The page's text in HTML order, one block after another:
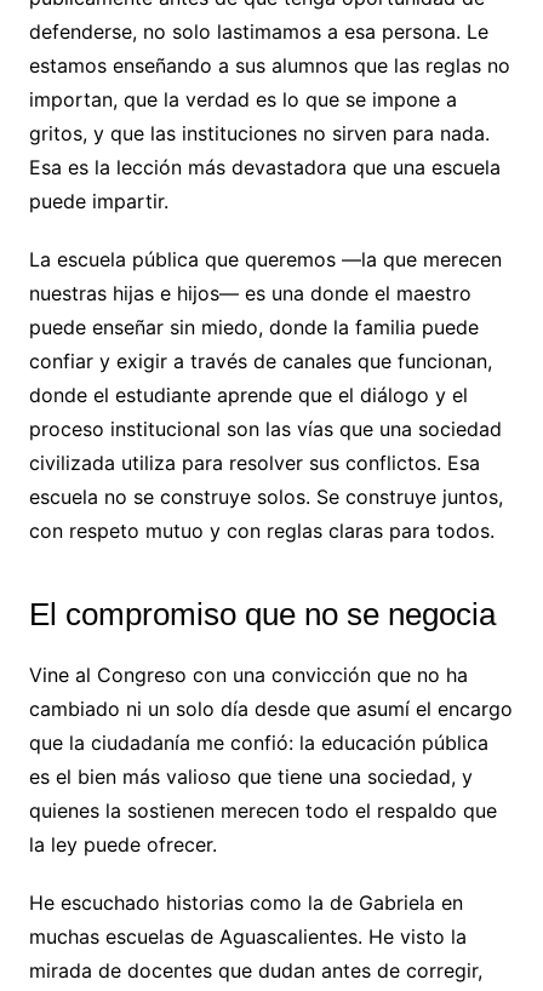
defenderse, no solo lastimamos a esa persona. Le
estamos enseñando a sus alumnos que las reglas no
importan, que la verdad es lo que se impone a
gritos, y que las instituciones no sirven para nada.
Esa es la lección más devastadora que una escuela
puede impartir.
La escuela pública que queremos —la que merecen
nuestras hijas e hijos— es una donde el maestro
puede enseñar sin miedo, donde la familia puede
confiar y exigir a través de canales que funcionan,
donde el estudiante aprende que el diálogo y el
proceso institucional son las vías que una sociedad
civilizada utiliza para resolver sus conflictos. Esa
escuela no se construye solos. Se construye juntos,
con respeto mutuo y con reglas claras para todos.
El compromiso que no se negocia
Vine al Congreso con una convicción que no ha
cambiado ni un solo día desde que asumí el encargo
que la ciudadanía me confió: la educación pública
es el bien más valioso que tiene una sociedad, y
quienes la sostienen merecen todo el respaldo que
la ley puede ofrecer.
He escuchado historias como la de Gabriela en
muchas escuelas de Aguascalientes. He visto la
mirada de docentes que dudan antes de corregir,